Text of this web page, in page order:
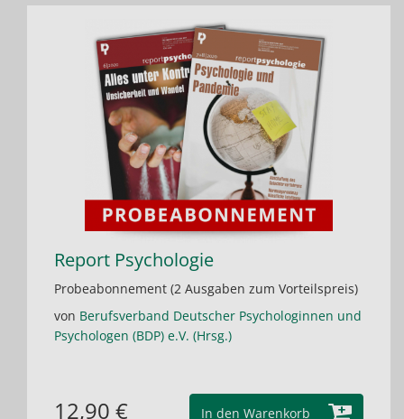
Report Psychologie
Probeabonnement (2 Ausgaben zum Vorteilspreis)
von Berufsverband Deutscher Psychologinnen und
Psychologen (BDP) e.V. (Hrsg.)
In den Warenkorb
12,90 €